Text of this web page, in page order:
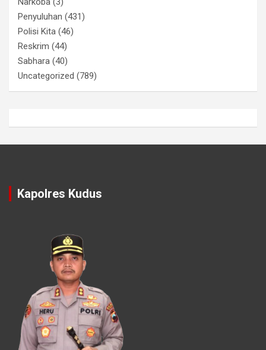
Penyuluhan (431)
Polisi Kita (46)
Reskrim (44)
Sabhara (40)
Uncategorized (789)
Kapolres Kudus